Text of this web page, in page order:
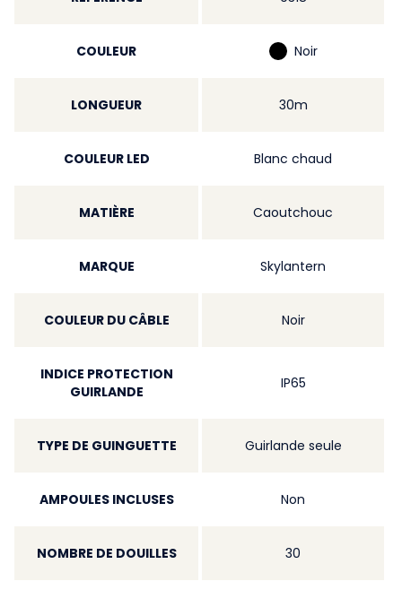
COULEUR Noir
LONGUEUR 30m
COULEUR LED Blanc chaud
MATIÈRE Caoutchouc
MARQUE Skylantern
COULEUR DU CÂBLE Noir
INDICE PROTECTION
GUIRLANDE
IP65
TYPE DE GUINGUETTE Guirlande seule
AMPOULES INCLUSES Non
NOMBRE DE DOUILLES 30